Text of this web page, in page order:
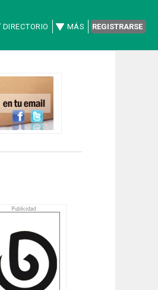
DIRECTORIO MÁS REGISTRARSE